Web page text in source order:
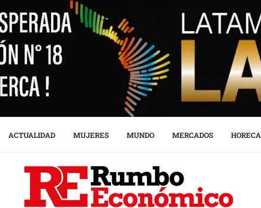
ACTUALIDAD MUJERES MUNDO MERCADOS HORECA